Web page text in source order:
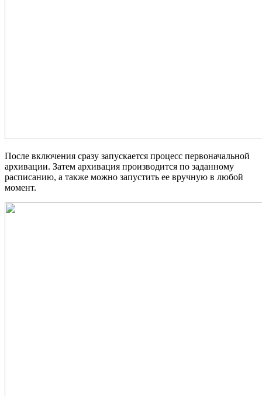
После включения сразу запускается процесс первоначальной
архивации. Затем архивация производится по заданному
расписанию, а также можно запустить ее вручную в любой
момент.